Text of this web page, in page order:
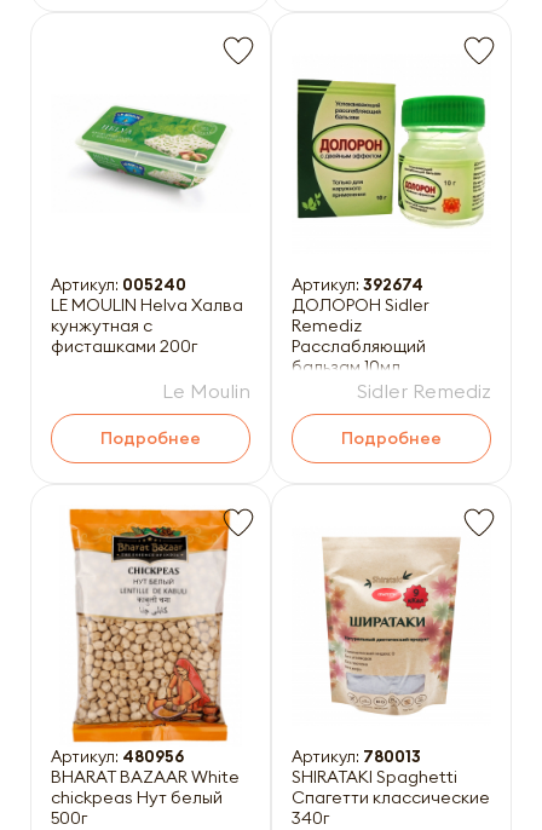
Артикул: 005240
LE MOULIN Helva Халва
кунжутная с
фисташками 200г
Le Moulin
Подробнее
Артикул: 392674
ДОЛОРОН Sidler
Remediz
Расслабляющий
бальзам 10мл
Sidler Remediz
Подробнее
Артикул: 480956
BHARAT BAZAAR White
chickpeas Нут белый
500г
Артикул: 780013
SHIRATAKI Spaghetti
Спагетти классические
340г